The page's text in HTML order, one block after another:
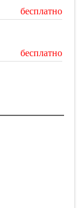
бесплатно
бесплатно